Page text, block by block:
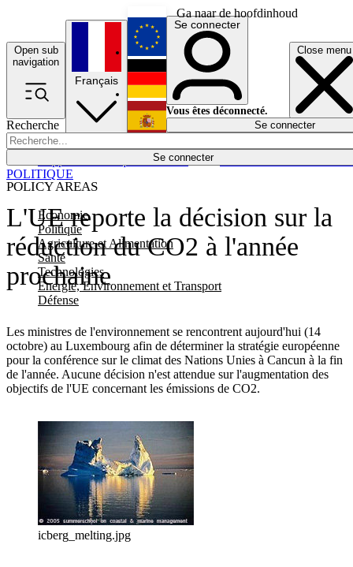
Ga naar de hoofdinhoud
Open sub
navigation
Close menu
Recherche
Se connecter
POLICY AREAS
Economie
Politique
Agriculture et Alimentation
Santé
Technologies
Energie, Environnement et Transport
Défense
Économie
Français
English
Deutsch
Español
Se connecter
Vous êtes déconnecté.
Se connecter
L'UE reporte la décision sur la
réduction du CO2 à l'année
prochaine
Les ministres de l'environnement se rencontrent aujourd'hui (14
octobre) au Luxembourg afin de déterminer la stratégie européenne
pour la conférence sur le climat des Nations Unies à Cancun à la fin
de l'année. Aucune décision n'est attendue sur l'augmentation des
objectifs de l'UE concernant les émissions de CO2.
POLITIQUE
icberg_melting.jpg